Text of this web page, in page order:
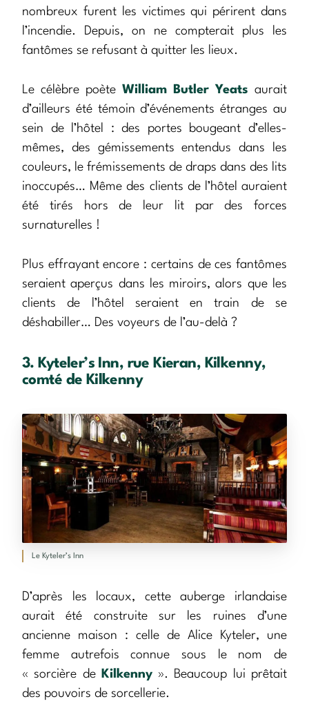
nombreux furent les victimes qui périrent dans
l’incendie. Depuis, on ne compterait plus les
fantômes se refusant à quitter les lieux.
Le célèbre poète William Butler Yeats aurait
d’ailleurs été témoin d’événements étranges au
sein de l’hôtel : des portes bougeant d’elles-
mêmes, des gémissements entendus dans les
couleurs, le frémissements de draps dans des lits
inoccupés… Même des clients de l’hôtel auraient
été tirés hors de leur lit par des forces
surnaturelles !
Plus effrayant encore : certains de ces fantômes
seraient aperçus dans les miroirs, alors que les
clients de l’hôtel seraient en train de se
déshabiller… Des voyeurs de l’au-delà ?
3. Kyteler’s Inn, rue Kieran, Kilkenny,
comté de Kilkenny
Le Kyteler’s Inn
D’après les locaux, cette auberge irlandaise
aurait été construite sur les ruines d’une
ancienne maison : celle de Alice Kyteler, une
femme autrefois connue sous le nom de
« sorcière de
Kilkenny». Beaucoup lui prêtait
des pouvoirs de sorcellerie.